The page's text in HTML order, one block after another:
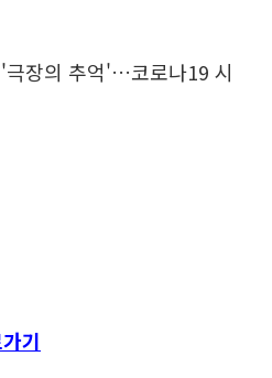
극장의 추억'…코로나19 시
기